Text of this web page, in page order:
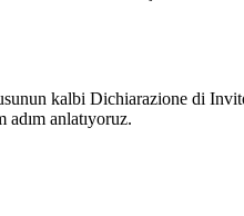
kalbi Dichiarazione di
anlatıyoruz.